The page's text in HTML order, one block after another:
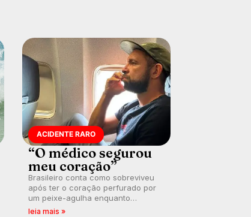
ACIDENTE RARO
“O médico segurou
meu coração”
Brasileiro conta como sobreviveu
após ter o coração perfurado por
um peixe-agulha enquanto
surfava na Costa Rica.
leia mais »